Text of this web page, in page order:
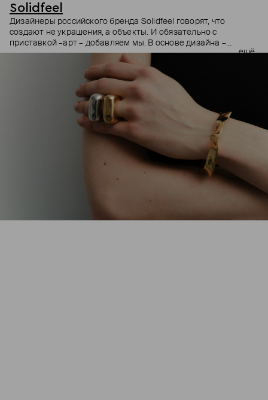
Solidfeel
Дизайнеры российского бренда Solidfeel говорят, что
создают не украшения, а объекты. И обязательно с
приставкой –арт – добавляем мы. В основе дизайна –
абстрактные формы, вдохновленные работами
современных скульпторов и художников. Это украшения для
тех, кто уже нашел свой стиль, кто не спешит за трендами. И
выбирает классику настолько же вневременную и
основательную, что и те самые современные скульптуры.
Все коллекции бренда выпускаются ограниченным тиражом.
ещё